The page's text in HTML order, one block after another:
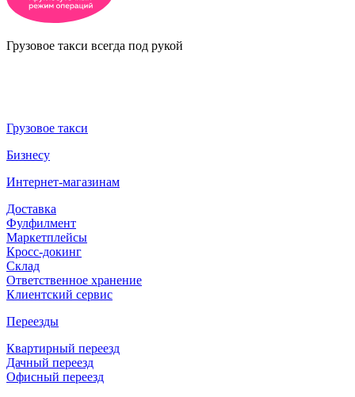
Грузовое такси всегда под рукой
Грузовое такси
Бизнесу
Интернет-магазинам
Доставка
Фулфилмент
Маркетплейсы
Кросс-докинг
Склад
Ответственное хранение
Клиентский сервис
Переезды
Квартирный переезд
Дачный переезд
Офисный переезд